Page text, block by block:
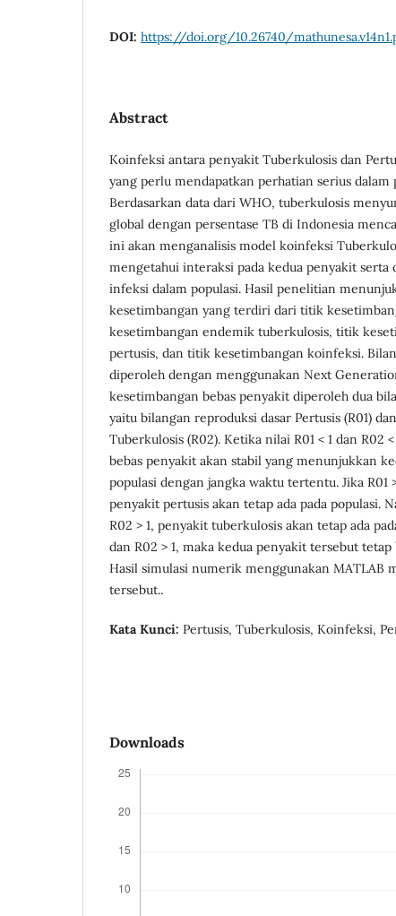
DOI: https://doi.org/10.26740/
Abstract
Koinfeksi antara penyakit Tuberkulosis dan
yang perlu mendapatkan perhatian serius dalam
Berdasarkan data dari WHO, tuberkulosis
global dengan persentase TB di Indonesia
ini akan menganalisis model koinfeksi
mengetahui interaksi pada kedua penyakit serta
infeksi dalam populasi. Hasil penelitian
kesetimbangan yang terdiri dari titik
kesetimbangan endemik tuberkulosis, titik
pertusis, dan titik kesetimbangan koinfeksi.
diperoleh dengan menggunakan Next
kesetimbangan bebas penyakit diperoleh dua
yaitu bilangan reproduksi dasar Pertusis (R01)
Tuberkulosis (R02). Ketika nilai R01 < 1 dan R02
bebas penyakit akan stabil yang menunjukkan
populasi dengan jangka waktu tertentu. Jika R01
penyakit pertusis akan tetap ada pada populasi.
R02 > 1, penyakit tuberkulosis akan tetap ada
dan R02 > 1, maka kedua penyakit tersebut
Hasil simulasi numerik menggunakan MATLAB
tersebut..
Kata Kunci: Pertusis, Tuberkulosis, Koinfeksi,
Downloads